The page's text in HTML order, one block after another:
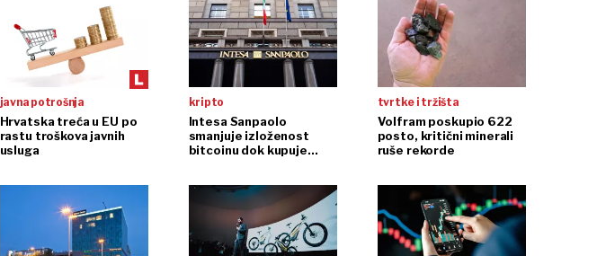
javna potrošnja
Hrvatska treća u EU po
rastu troškova javnih
usluga
kripto
Intesa Sanpaolo
smanjuje izloženost
bitcoinu dok kupuje
tvrtke i tržišta
Volfram poskupio 622
posto, kritični minerali
ruše rekorde